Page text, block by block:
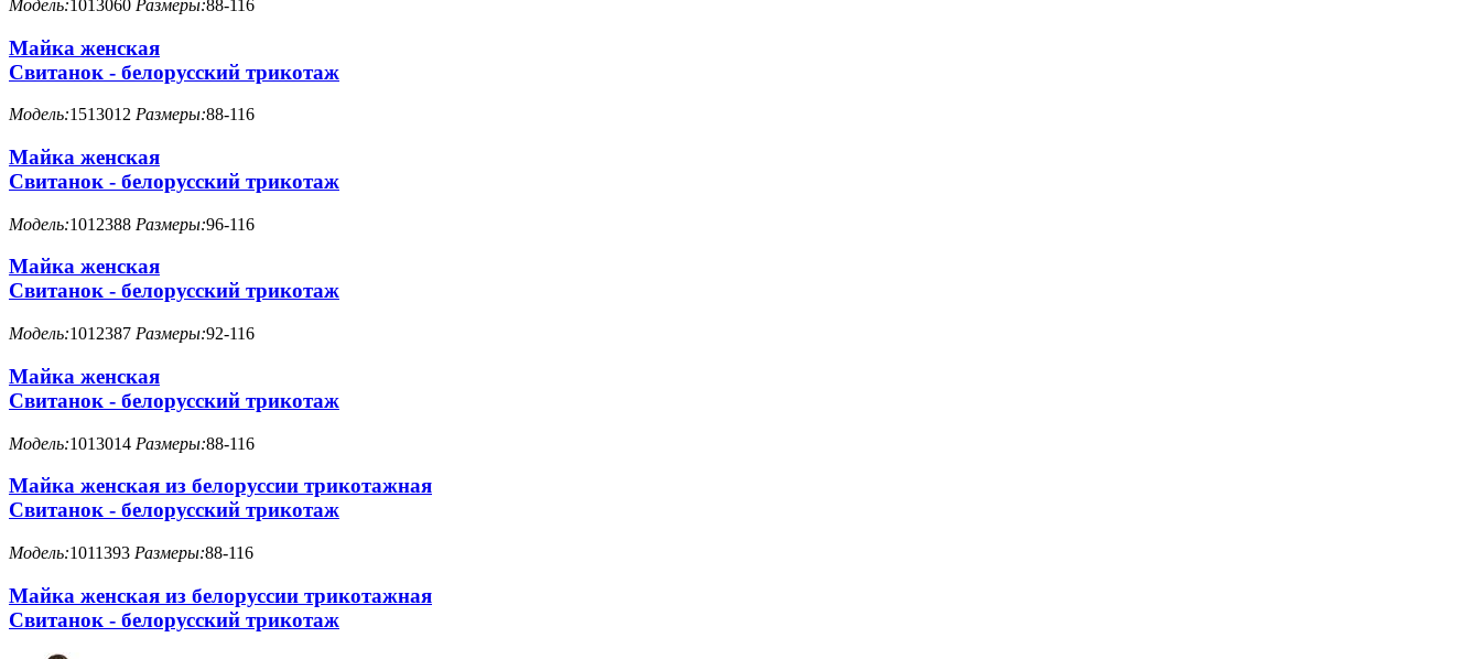
Модель:1013060 Размеры:88-116
Майка женская
Свитанок - белорусский трикотаж
Модель:1513012 Размеры:88-116
Майка женская
Свитанок - белорусский трикотаж
Модель:1012388 Размеры:96-116
Майка женская
Свитанок - белорусский трикотаж
Модель:1012387 Размеры:92-116
Майка женская
Свитанок - белорусский трикотаж
Модель:1013014 Размеры:88-116
Майка женская из белоруссии трикотажная
Свитанок - белорусский трикотаж
Модель:1011393 Размеры:88-116
Майка женская из белоруссии трикотажная
Свитанок - белорусский трикотаж